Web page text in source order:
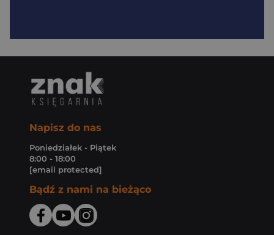
Napisz do nas
Poniedziałek - Piątek
8:00 - 18:00
[email protected]
Bądź z nami na bieżąco